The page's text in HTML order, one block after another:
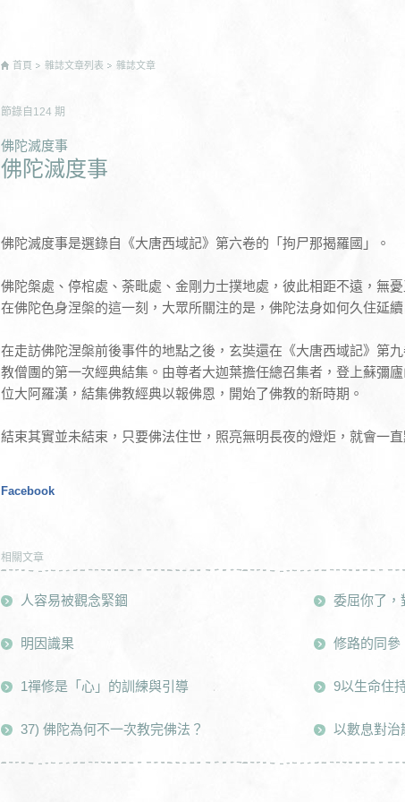
首頁 雜誌文章列表 雜誌文章
節錄自 124 期
佛陀滅度事
佛陀滅度事
佛陀滅度事是選錄自《大唐西域記》第六卷的「拘尸那揭羅國」。
佛陀槃處、停棺處、荼毗處、金剛力士撲地處，彼此相距不遠，無
在佛陀色身涅槃的這一刻，大眾所關注的是，佛陀法身如何久住延續
在走訪佛陀涅槃前後事件的地點之後，玄奘還在《大唐西域記》第
教僧團的第一次經典結集。由尊者大迦葉擔任總召集者，登上蘇彌
位大阿羅漢，結集佛教經典以報佛恩，開始了佛教的新時期。
結束其實並未結束，只要佛法住世，照亮無明長夜的燈炬，就會一直
Facebook
相關文章
人容易被觀念緊錮
明因識果
1禪修是「心」的訓練與引導
37) 佛陀為何不一次教完佛法？
委屈你了，
修路的同參
9以生命住
以數息對治